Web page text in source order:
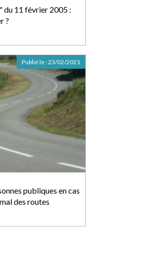
du 11 février 2005 :
?
publiques en cas
des routes
Publié le :23/02/2021